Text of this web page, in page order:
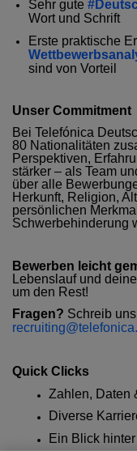
Sehr gute
Wort und Schrift
Erste praktische
sind von Vorteil
Unser Commitment
Bei Telefónica
80 Nationalitäten
Perspektiven,
stärker – als Team
über alle
Herkunft, Religion,
persönlichen
Schwerbehinderung
Bewerben leicht
Lebenslauf und
um den Rest!
Fragen? Schreib
Quick Clicks
Zahlen, Daten
Diverse
Ein Blick